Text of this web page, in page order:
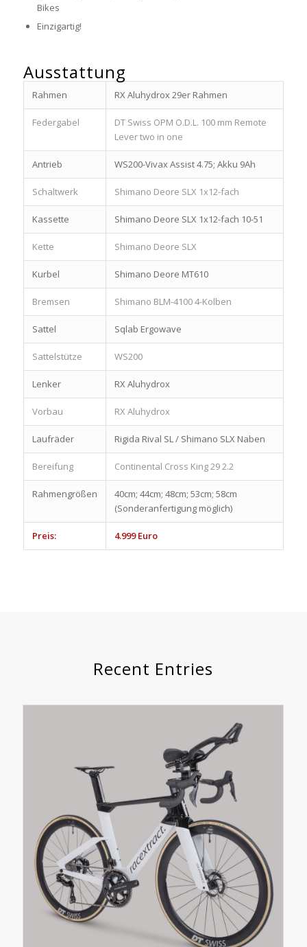
Bikes
Einzigartig!
Ausstattung
Rahmen RX Aluhydrox 29er Rahmen
Federgabel
DT Swiss OPM O.D.L. 100 mm Remote
Lever two in one
Antrieb WS200-Vivax Assist 4.75; Akku 9Ah
Schaltwerk Shimano Deore SLX 1x12-fach
Kassette Shimano Deore SLX 1x12-fach 10-51
Kette Shimano Deore SLX
Kurbel Shimano Deore MT610
Bremsen Shimano BLM-4100 4-Kolben
Sattel Sqlab Ergowave
Sattelstütze WS200
Lenker RX Aluhydrox
Vorbau RX Aluhydrox
Laufräder Rigida Rival SL / Shimano SLX Naben
Bereifung Continental Cross King 29 2.2
Rahmengrößen
40cm; 44cm; 48cm; 53cm; 58cm
(Sonderanfertigung möglich)
Preis: 4.999 Euro
Recent Entries